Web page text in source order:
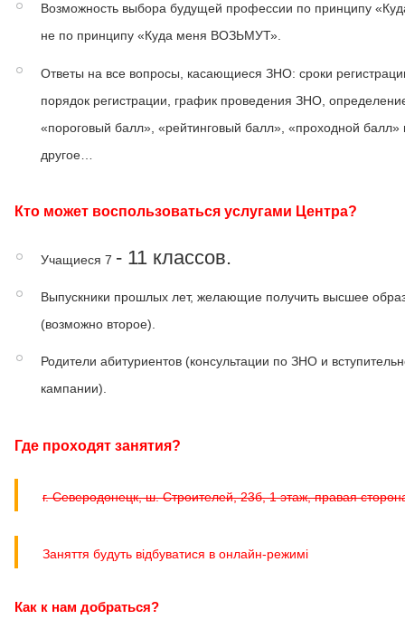
Возможность выбора будущей профессии по принципу
не по принципу «Куда меня ВОЗЬМУТ».
Ответы на все вопросы, касающиеся ЗНО: сроки
порядок регистрации, график проведения ЗНО,
«пороговый балл», «рейтинговый балл», «проходной балл»
другое…
Кто может воспользоваться услугами Центра?
Учащиеся 7 - 11 классов.
Выпускники прошлых лет, желающие получить высшее
(возможно второе).
Родители абитуриентов (консультации по ЗНО и
кампании).
Где проходят занятия?
г. Северодонецк, ш. Строителей, 23б, 1 этаж, правая
Заняття будуть відбуватися в онлайн-режимі
Как к нам добраться?